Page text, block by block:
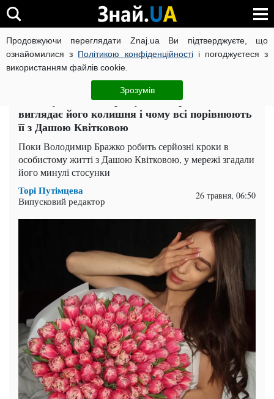
Продовжуючи переглядати Znaj.ua Ви підтверджуєте, що
ознайомилися з Політикою конфіденційностіі погоджуєтеся з
використанням файлів cookie.
Зрозумів
ВІЙНА РОСІЇ ПРОТИ УКРАЇНИ КОРОНАВІРУС В УКРАЇНІ
Шоу-бізнес ЧИТАТЬ НА РУССКОМ
Неочікуваний поворот у Вови Бражка: як
виглядає його колишня і чому всі порівнюють
її з Дашою Квітковою
Поки Володимир Бражко робить серйозні кроки в
особистому житті з Дашою Квітковою, у мережі згадали
його минулі стосунки
Торі Путімцева
Випусковий редактор 26 травня, 06:50